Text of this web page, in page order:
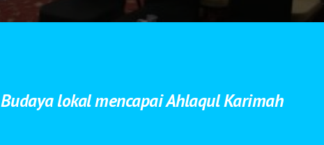
lokal mencapai Ahlaqul Karimah